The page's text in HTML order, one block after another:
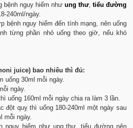
nguy hiểm như ung thư, tiểu đường
240ml/ngày.
bệnh nguy hiểm đến tính mạng, nên uống
từng phần nhỏ uống theo giờ, nếu khó
juice) bao nhiêu thì đủ:
uống 30ml mỗi ngày.
ngày.
uống 160ml mỗi ngày chia ra làm 3 lần.
đột quỵ thì uống 180-240ml một ngày sau
mỗi ngày.
nguy hiểm như ung thư, tiểu đường nên